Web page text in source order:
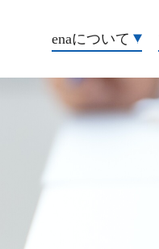
enaについて